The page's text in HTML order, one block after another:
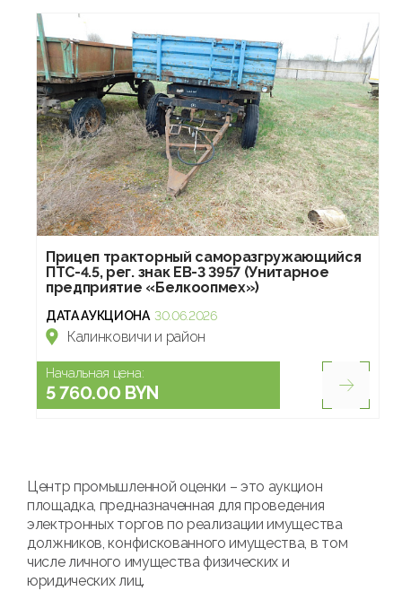
Прицеп тракторный саморазгружающийся
ПТС-4.5, рег. знак EB-3 3957 (Унитарное
предприятие «Белкоопмех»)
ДАТА АУКЦИОНА 30.06.2026
Калинковичи и район
Начальная цена:
5 760.00 BYN
Центр промышленной оценки – это аукцион
площадка, предназначенная для проведения
электронных торгов по реализации имущества
должников, конфискованного имущества, в том
числе личного имущества физических и
юридических лиц.